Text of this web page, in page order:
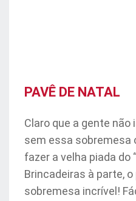
PAVÊ DE NATAL
Claro que a gente não
sem essa sobremesa
fazer a velha piada do
Brincadeiras à parte, o
sobremesa incrível!